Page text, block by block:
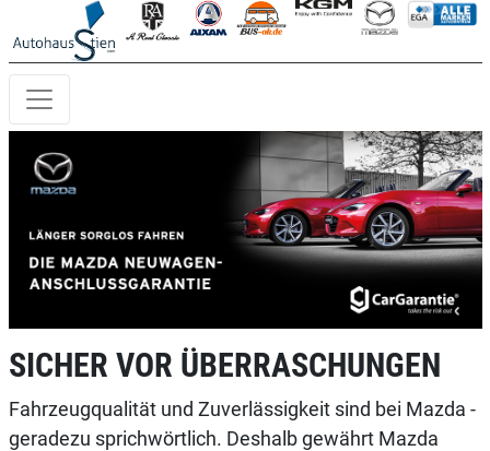
SICHER VOR ÜBERRASCHUNGEN
Fahrzeugqualität und Zuverlässigkeit sind bei Mazda ­
gerade­zu sprichwörtlich. Deshalb gewährt Mazda